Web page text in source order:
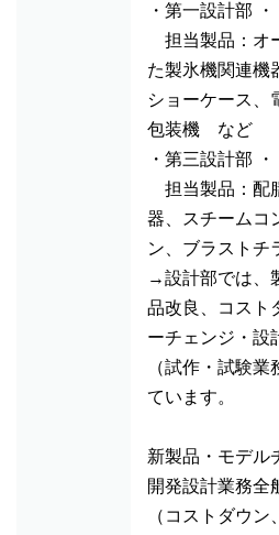
・第一設計部
担当製品：オ
た製氷機関連機
ショーケース、
包装機 など
・第三設計部
担当製品：配
器、スチームコ
ン、ブラスト
→設計部では、
品改良、コスト
ーチェンジ・
（試作・試験
ています。
新製品・モデル
開発設計業務全
（コストダウン